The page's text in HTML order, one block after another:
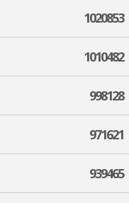
1020853
1010482
998128
971621
939465